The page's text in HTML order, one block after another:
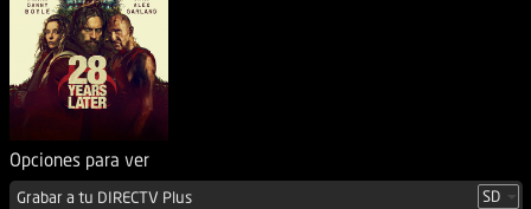
Opciones para ver
Grabar a tu DIRECTV Plus